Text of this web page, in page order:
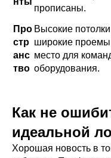
прописаны.
Про
стр
анс
тво
Высокие
широкие
место для
оборудования.
Как не
идеальной
Хорошая новость в